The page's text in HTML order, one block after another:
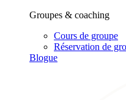
Groupes & coaching
Cours de groupe
Réservation de
Blogue